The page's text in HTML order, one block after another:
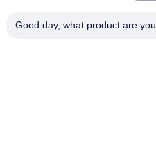
wincoratm delen
Good day, what product are